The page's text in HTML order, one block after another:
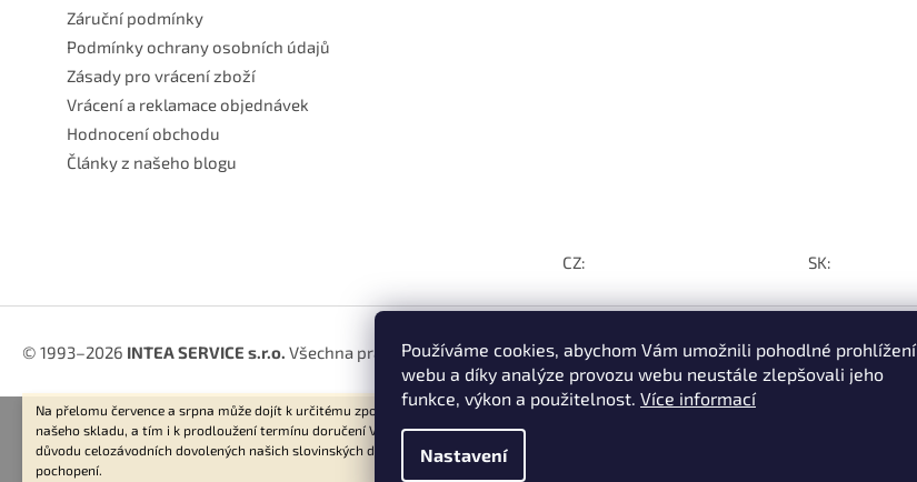
Používáme cookies, abychom Vám umožnili pohodlné prohlížení
webu a díky analýze provozu webu neustále zlepšovali jeho
funkce, výkon a použitelnost. Více informací
Nastavení
Na přelomu července a srpna může dojít k určitému zpoždění dodávek zboží do
našeho skladu, a tím i k prodloužení termínu doručení Vaší objednávky, a to z
důvodu celozávodních dovolených našich slovinských dodavatelů. Děkujeme za
pochopení.
Záruční podmínky
Podmínky ochrany osobních údajů
Zásady pro vrácení zboží
Vrácení a reklamace objednávek
Hodnocení obchodu
Články z našeho blogu
CZ: SK:
© 1993–2026 INTEA SERVICE s.r.o. Všechna práva vyhrazena.